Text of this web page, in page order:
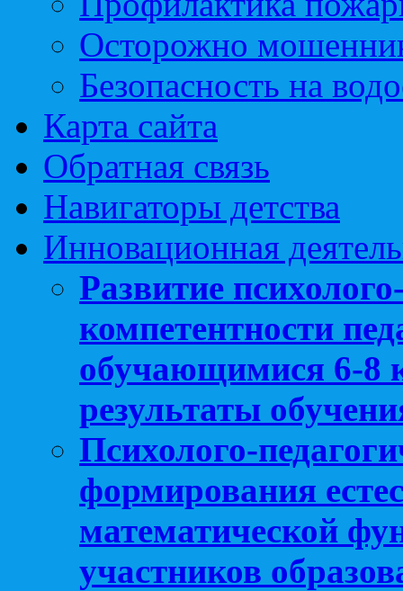
Осторожно
Безопасность на
Карта сайта
Обратная связь
Навигаторы детства
Инновационная
Развитие
компетентности
обучающимися 6-8
результаты
Психолого-
формирования
математической
участников